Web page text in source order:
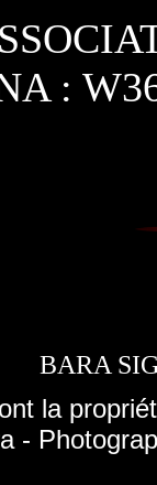
:
BARA
la
-